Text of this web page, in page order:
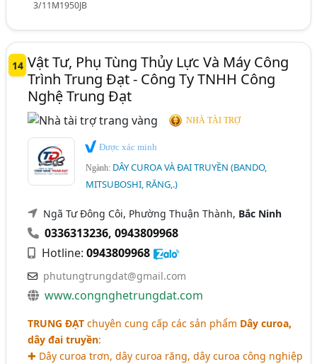
3/11M1950JB
14 Vật Tư, Phụ Tùng Thủy Lực Và Máy Công
Trình Trung Đạt - Công Ty TNHH Công
Nghệ Trung Đạt
NHÀ TÀI TRỢ
Được xác minh
Ngành: DÂY CUROA VÀ ĐAI TRUYỀN (BANDO,
MITSUBOSHI, RĂNG,.)
Ngã Tư Đông Côi, Phường Thuận Thành, Bắc Ninh
0336313236,0943809968
Hotline:0943809968
phutungtrungdat@gmail.com
www.congnghetrungdat.com
TRUNG ĐẠTchuyên cung cấp các sản phẩm Dây curoa,
dây đai truyền:
✚ Dây curoa trơn, dây curoa răng, dây curoa công nghiệp